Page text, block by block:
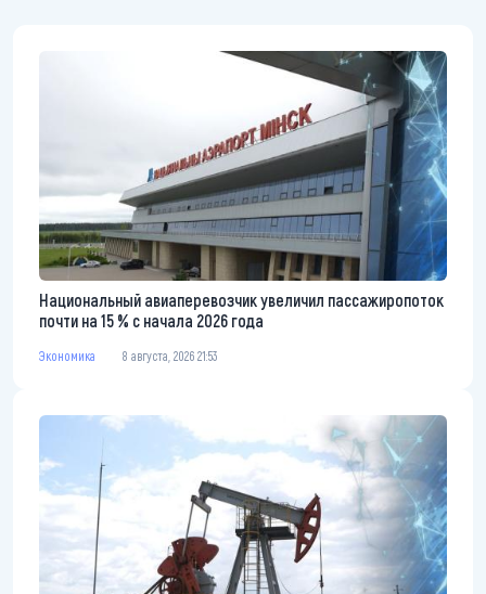
Национальный авиаперевозчик увеличил пассажиропоток
почти на 15 % с начала 2026 года
Экономика 8 августа, 2026 21:53